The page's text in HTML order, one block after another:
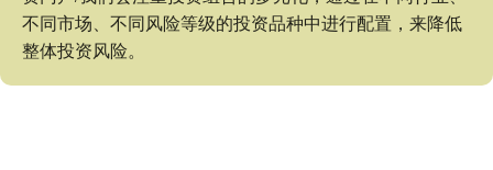
不同市场、不同风险等级的投资品种中进行配置，来降低
整体投资风险。